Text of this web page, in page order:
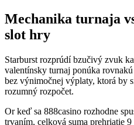
Mechanika turnaja
slot hry
Starburst rozprúdí bzučivý zvuk
valentínsky turnaj ponúka
bez výnimočnej výplaty, ktorá by
rozumný rozpočet.
Or keď sa 888casino rozhodne
trvaním, celková suma prehriatie